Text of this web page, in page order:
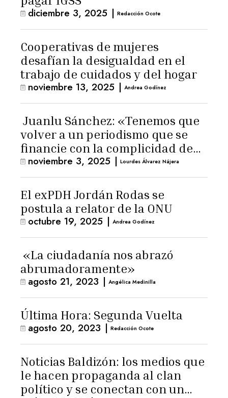
diciembre 3, 2025 | Redacción Ocote
Cooperativas de mujeres
desafían la desigualdad en el
trabajo de cuidados y del hogar
noviembre 13, 2025 | Andrea Godínez
Juanlu Sánchez: «Tenemos que
volver a un periodismo que se
financie con la complicidad de
los lectores»
noviembre 3, 2025 | Lourdes Álvarez Nájera
El exPDH Jordán Rodas se
postula a relator de la ONU
octubre 19, 2025 | Andrea Godínez
«La ciudadanía nos abrazó
abrumadoramente»
agosto 21, 2023 | Angélica Medinilla
Última Hora: Segunda Vuelta
agosto 20, 2023 | Redacción Ocote
Noticias Baldizón: los medios que
le hacen propaganda al clan
político y se conectan con un